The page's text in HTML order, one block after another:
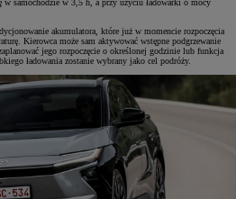
w samochodzie w 3,5 h, a przy użyciu ładowarki o mocy
akumulatora, które już w momencie rozpoczęcia
Kierowca może sam aktywować wstępne podgrzewanie
jego rozpoczęcie o określonej godzinie lub funkcja
ładowania zostanie wybrany jako cel podróży.